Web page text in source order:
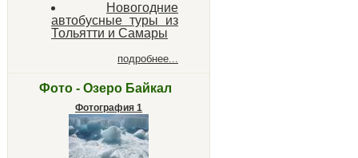
Новогодние
автобусные туры из
Тольятти и Самары
подробнее...
Фото - Озеро Байкал
Фотография 1